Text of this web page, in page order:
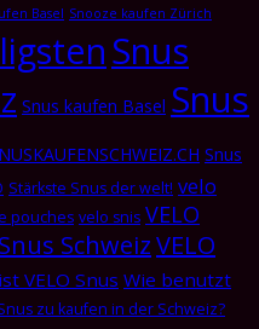
Basel Snooze kaufen Zürich
Snus
Snus kaufen Basel Snus
Snus
Stärkste Snus der welt! velo
pouches velo snis VELO
SchweizVELO
VELO Snus Wie benutzt
zu kaufen in der Schweiz?